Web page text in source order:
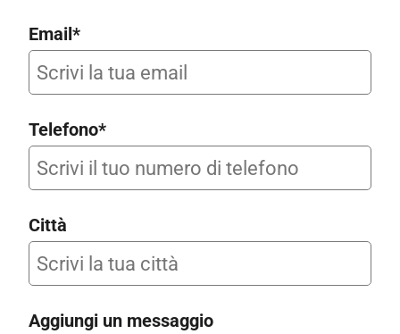
Email*
Telefono*
Città
Aggiungi un messaggio